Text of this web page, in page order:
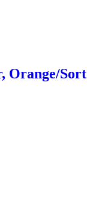
Orange/Sort